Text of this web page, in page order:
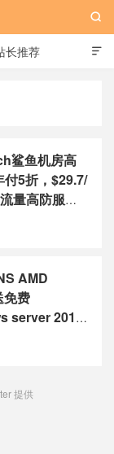

长推荐

鲨鱼机房高
5折，$29.7/
量高防服务
AMD
免费
server 2019
提供